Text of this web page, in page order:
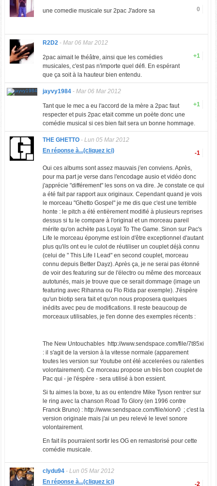
0
une comedie musicale sur 2pac J'adore sa
R2D2- Mar 06 Mar 2012
+1
2pac aimait le théâtre, ainsi que les comédies
musicales, c'est pas n'importe quel défi. En espérant
que ça soit à la hauteur bien entendu.
jayvy1984- Mar 06 Mar 2012
+1
Tant que le mec a eu l'accord de la mère a 2pac faut
respecter et puis 2pac etait comme un poète donc une
comédie musical si ces bien fait sera un bonne hommage.
THE GHETTO- Lun 05 Mar 2012
-1
En réponse à...(cliquez ici)
Oui ces albums sont assez mauvais j'en conviens. Après,
pour ma part je verse dans l'encodage ausio et vidéo donc
j'apprécie "différement" les sons on va dire. Je constate ce qui
a été fait par rapport aux originaux. Cependant quand je vois
le morceau "Ghetto Gospel" je me dis que c'est une terrible
honte : le pitch a été entièrement modifié à plusieurs reprises
dessus si tu le compare à l'original et un morceau pareil
mérite qu'on achète pas Loyal To The Game. Sinon sur Pac's
Life le morceau éponyme est loin d'être exceptionnel d'autant
plus qu'ils ont eu le culot de réutiliser un couplet déjà connu
(celui de " This Life I Lead" en second couplet, morceau
connu depuis Better Dayz). Après ça, je ne serai pas étonné
de voir des featuring sur de l'électro ou même des morceaux
autotunés, mais je trouve que ce serait dommage (image un
featuring avec Rihanna ou Flo Rida par exemple). J'éspère
qu'un biotip sera fait et qu'on nous proposera quelques
inédits avec peu de modifications. Il reste beaucoup de
morceaux utilisables, je t'en donne des exemples récents :
The New Untouchables http://www.sendspace.com/file/7t85xi
: il s'agit de la version à la vitesse normale (apparement
toutes les version sur Youtube ont été accelerées ou ralenties
volontairement). Ce morceau propose un très bon couplet de
Pac qui - je l'éspère - sera utilisé à bon essient.
Si tu aimes la boxe, tu as ou entendre Mike Tyson rentrer sur
le ring avec la chanson Road To Glory (en 1996 contre
Franck Bruno) : http://www.sendspace.com/file/xiorv0 ; c'est la
version originale mais j'ai un peu relevé le level sonore
volontairement.
En fait ils pourraient sortir les OG en remastorisé pour cette
comédie musicale.
clydu94- Lun 05 Mar 2012
-2
En réponse à...(cliquez ici)